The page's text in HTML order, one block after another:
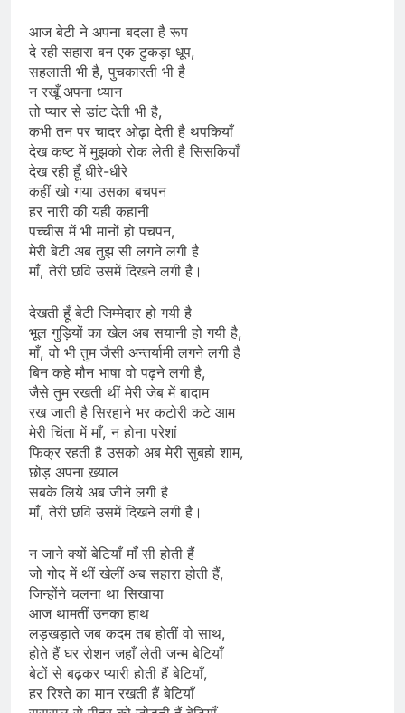
आज बेटी ने अपना बदला है रूप
दे रही सहारा बन एक टुकड़ा धूप,
सहलाती भी है, पुचकारती भी है
न रखूँ अपना ध्यान
तो प्यार से डांट देती भी है,
कभी तन पर चादर ओढ़ा देती है थपकियाँ
देख कष्ट में मुझको रोक लेती है सिसकियाँ
देख रही हूँ धीरे-धीरे
कहीं खो गया उसका बचपन
हर नारी की यही कहानी
पच्चीस में भी मानों हो पचपन,
मेरी बेटी अब तुझ सी लगने लगी है
माँ, तेरी छवि उसमें दिखने लगी है।
देखती हूँ बेटी जिम्मेदार हो गयी है
भूल गुड़ियों का खेल अब सयानी हो गयी है,
माँ, वो भी तुम जैसी अन्तर्यामी लगने लगी है
बिन कहे मौन भाषा वो पढ़ने लगी है,
जैसे तुम रखती थीं मेरी जेब में बादाम
रख जाती है सिरहाने भर कटोरी कटे आम
मेरी चिंता में माँ, न होना परेशां
फिक्र रहती है उसको अब मेरी सुबहो शाम,
छोड़ अपना ख़्याल
सबके लिये अब जीने लगी है
माँ, तेरी छवि उसमें दिखने लगी है।
न जाने क्यों बेटियाँ माँ सी होती हैं
जो गोद में थीं खेलीं अब सहारा होती हैं,
जिन्होंने चलना था सिखाया
आज थामतीं उनका हाथ
लड़खड़ाते जब कदम तब होतीं वो साथ,
होते हैं घर रोशन जहाँ लेती जन्म बेटियाँ
बेटों से बढ़कर प्यारी होती हैं बेटियाँ,
हर रिश्ते का मान रखती हैं बेटियाँ